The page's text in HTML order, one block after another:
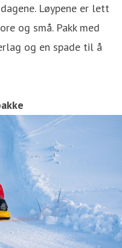
Løypene er lett
og små. Pakk med
og en spade til å